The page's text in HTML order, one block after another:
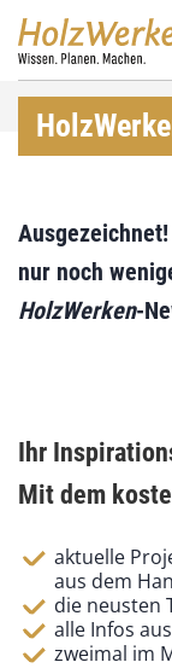
nur noch
HolzWerken-
Ihr
Mit dem
aktuelle
aus dem
die neusten
alle Infos
zweimal im